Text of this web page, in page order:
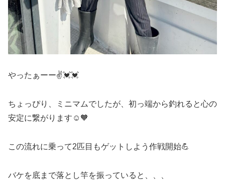
やったぁーー✌️💓💓
ちょっぴり、ミニマムでしたが、初っ端から釣れると心の
安定に繋がります☺️🧡
この流れに乗って2匹目もゲットしよう作戦開始💪
バケを底まで落とし竿を振っていると、、、